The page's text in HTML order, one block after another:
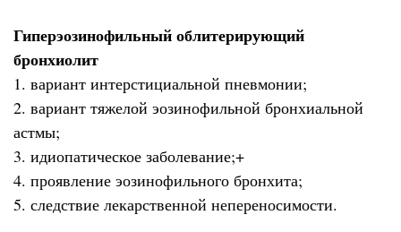
Гиперэозинофильный облитерирующий
бронхиолит
1. вариант интерстициальной пневмонии;
2. вариант тяжелой эозинофильной бронхиальной
астмы;
3. идиопатическое заболевание;+
4. проявление эозинофильного бронхита;
5. следствие лекарственной непереносимости.